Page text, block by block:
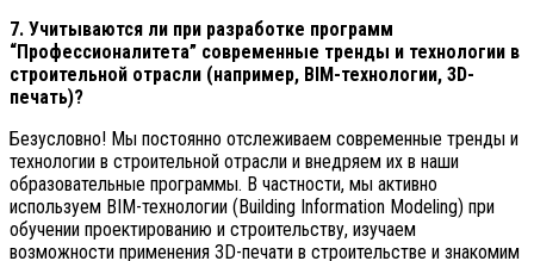
7. Учитываются ли при разработке программ
“Профессионалитета” современные тренды и технологии в
строительной отрасли (например, BIM-технологии, 3D-
печать)?
Безусловно! Мы постоянно отслеживаем современные тренды и
технологии в строительной отрасли и внедряем их в наши
образовательные программы. В частности, мы активно
используем BIM-технологии (Building Information Modeling) при
обучении проектированию и строительству, изучаем
возможности применения 3D-печати в строительстве и знакомим